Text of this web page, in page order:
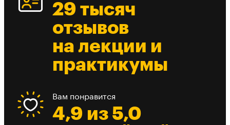
29 тысяч
отзывов
на лекции и
практикумы
Вам понравится
4,9 из 5,0